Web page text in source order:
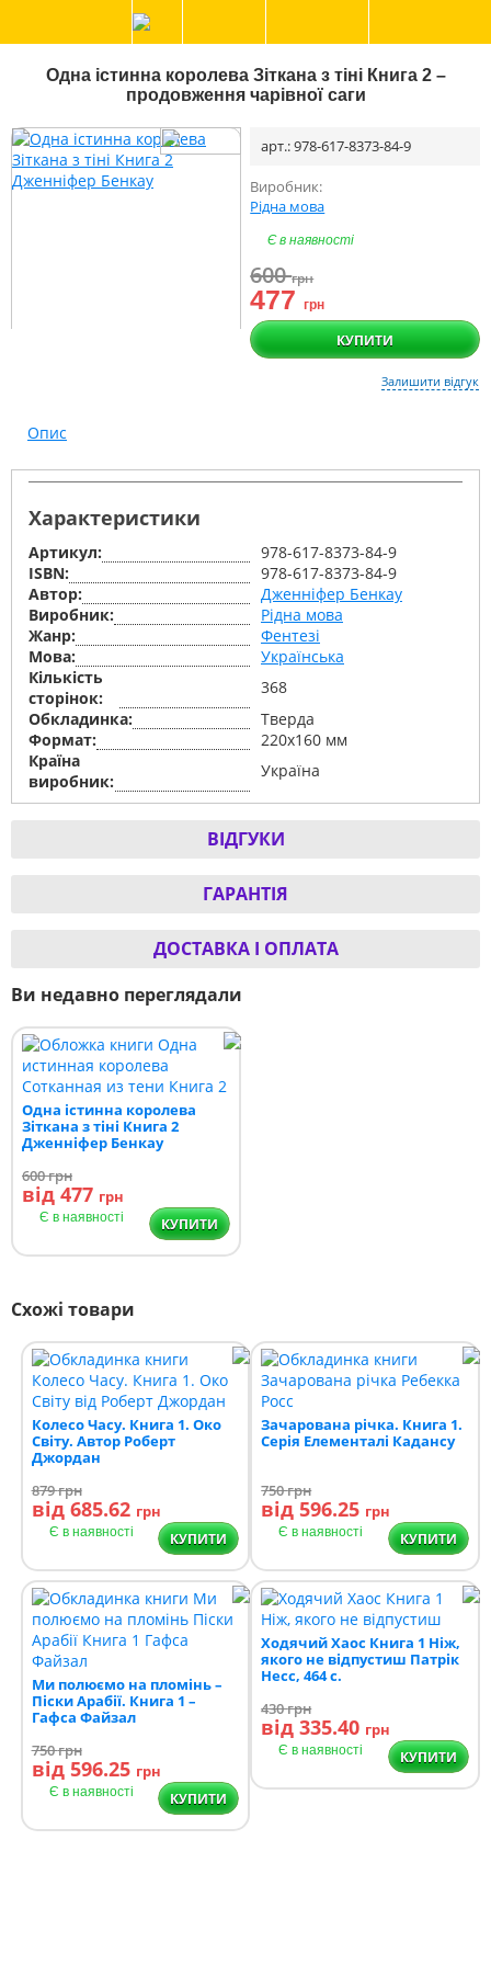
Одна істинна королева Зіткана з тіні Книга 2 –
продовження чарівної саги
арт.: 978-617-8373-84-9
Виробник:
Рідна мова
Є в наявності
600грн
477грн
КУПИТИ
Залишити відгук
Опис
Характеристики
Артикул:
978-617-8373-84-9
ISBN:
978-617-8373-84-9
Автор:
Дженніфер Бенкау
Виробник:
Рідна мова
Жанр:
Фентезі
Мова:
Українська
Кількість
сторінок:
368
Обкладинка:
Тверда
Формат:
220х160 мм
Країна
виробник:
Україна
ВІДГУКИ
ГАРАНТІЯ
ДОСТАВКА І ОПЛАТА
Ви недавно переглядали
Одна істинна королева
Зіткана з тіні Книга 2
Дженніфер Бенкау
600грн
від 477 грн
Є в наявності КУПИТИ
Схожі товари
Колесо Часу. Книга 1. Око
Світу. Автор Роберт
Джордан
879грн
від 685.62 грн
Є в наявності КУПИТИ
Зачарована річка. Книга 1.
Серія Елементалі Кадансу
750грн
від 596.25 грн
Є в наявності КУПИТИ
Ми полюємо на пломінь –
Піски Арабії. Книга 1 –
Гафса Файзал
750грн
від 596.25 грн
Є в наявності КУПИТИ
Ходячий Хаос Книга 1 Ніж,
якого не відпустиш Патрік
Несс, 464 с.
430грн
від 335.40 грн
Є в наявності КУПИТИ